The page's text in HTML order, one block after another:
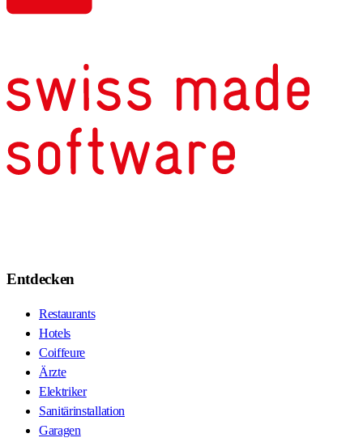
Entdecken
Restaurants
Hotels
Coiffeure
Ärzte
Elektriker
Sanitärinstallation
Garagen